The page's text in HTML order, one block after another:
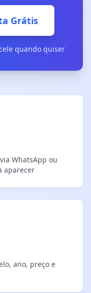
Grátis
quando quiser
WhatsApp ou
aparecer
ano, preço e